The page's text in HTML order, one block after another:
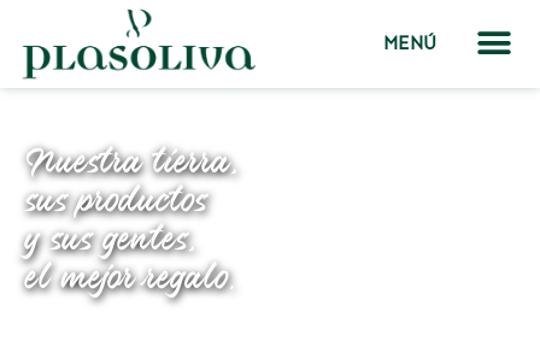
MENÚ
Nuestra tierra,
sus productos
y sus gentes,
el mejor regalo.